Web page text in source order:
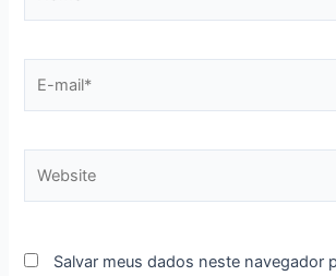
mail*
Salvar meus dados neste navegador